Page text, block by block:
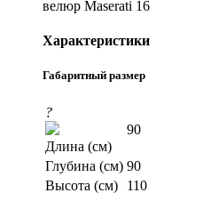
велюр Maserati 16
Характеристики
Габаритный размер
?
Длина (см)
90
Глубина (см) 90
Высота (см)
110